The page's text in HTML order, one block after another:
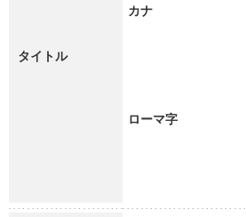
タイトル
カナ
ローマ字